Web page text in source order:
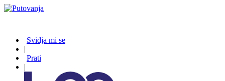
Svidja mi se
|
Prati
|